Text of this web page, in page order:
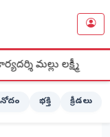
●శ్రీ
భక్తి క్రీడలు